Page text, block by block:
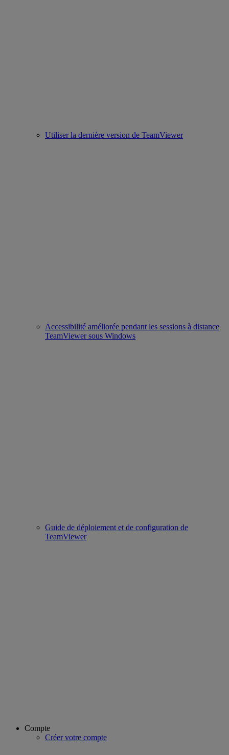
Utiliser la dernière version de TeamViewer
Accessibilité améliorée pendant les sessions à distance
TeamViewer sous Windows
Guide de déploiement et de configuration de
TeamViewer
Compte
Créer votre compte